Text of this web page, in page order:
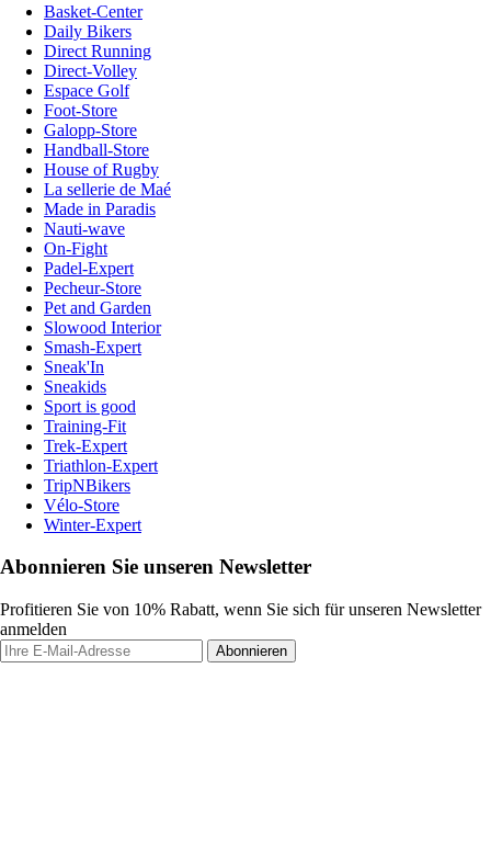
Basket-Center
Daily Bikers
Direct Running
Direct-Volley
Espace Golf
Foot-Store
Galopp-Store
Handball-Store
House of Rugby
La sellerie de Maé
Made in Paradis
Nauti-wave
On-Fight
Padel-Expert
Pecheur-Store
Pet and Garden
Slowood Interior
Smash-Expert
Sneak'In
Sneakids
Sport is good
Training-Fit
Trek-Expert
Triathlon-Expert
TripNBikers
Vélo-Store
Winter-Expert
Abonnieren Sie unseren Newsletter
Profitieren Sie von 10% Rabatt, wenn Sie sich für unseren Newsletter
anmelden
Abonnieren